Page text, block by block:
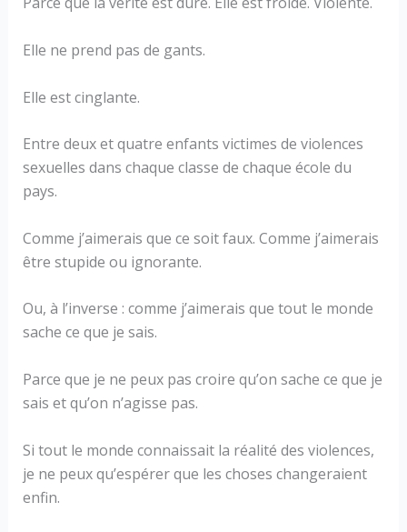
Elle ne prend pas de gants.
Elle est cinglante.
Entre deux et quatre enfants victimes de violences
sexuelles dans chaque classe de chaque école du
pays.
Comme j’aimerais que ce soit faux. Comme j’aimerais
être stupide ou ignorante.
Ou, à l’inverse : comme j’aimerais que tout le monde
sache ce que je sais.
Parce que je ne peux pas croire qu’on sache ce que je
sais et qu’on n’agisse pas.
Si tout le monde connaissait la réalité des violences,
je ne peux qu’espérer que les choses changeraient
enfin.